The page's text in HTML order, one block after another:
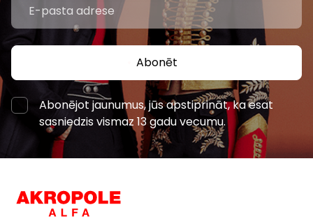
Abonēt
Abonējot jaunumus, jūs apstiprināt, ka esat
sasniedzis vismaz 13 gadu vecumu.